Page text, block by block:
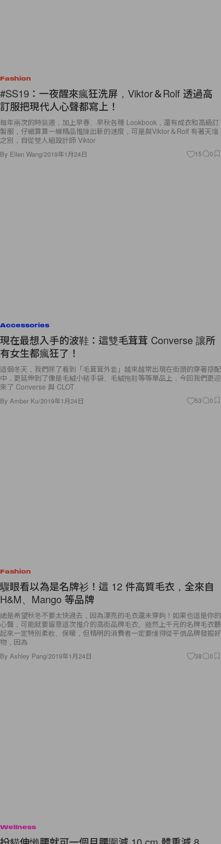
Fashion
#SS19：一夜醒來瘋狂洗屏，Viktor＆Rolf 透過高
訂服把現代人心聲都寫上！
每年兩次的時裝週，加上早春、早秋各種 Lookbook，還有成衣和高級訂
製服，仔細算算一線精品推陳出新的速度，可是與Viktor＆Rolf 有著天壤
之別，自從雙人組設計師 Viktor
By Ellen Wang/2019年1月24日 15 0
Accessories
現在最想入手的波鞋：這雙毛茸茸 Converse 讓所
有女生都瘋狂了！
這個冬天，我們除了看到「毛茸茸外套」越來越常出現在街頭的穿著搭配
中，更延伸到了像是毛絨小豬手袋、毛絨拖鞋等等單品上，今回我們更迎
來了 Converse 與 CLOT
By Amber Ku/2019年1月24日 53 0
Fashion
驟眼看以為是名牌衫！這 12 件高質毛衣，全來自
H&M、Mango 等品牌
總是希望秋冬不要太快過去，因為漂亮的毛衣還未穿夠！如果也這是你的
心聲，可能就要留意這次推介的高街品牌毛衣。雖然上千元的名牌毛衣聽
起來一定特別柔軟、保暖，但精明的消費者一定要懂得從平價品牌發掘好
物，因為
By Ashley Pang/2019年1月24日 38 0
Wellness